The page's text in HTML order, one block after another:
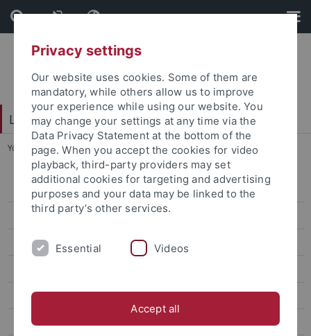
Skip
to
content
Skip
to
footer
Leibniz Kolleg
You are here: Startseite ... Team
Aktuelles
Sanierung
Hannah Arendt-Lecture
Studienjahr
Wohnen und Leben
Privacy settings
Our website uses cookies. Some of them are
mandatory, while others allow us to improve
your experience while using our website. You
may change your settings at any time via the
Data Privacy Statement at the bottom of the
page. When you accept the cookies for video
playback, third-party providers may set
additional cookies for targeting and advertising
purposes and your data may be linked to the
third party’s other services.
Essential Videos
Accept all